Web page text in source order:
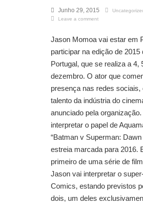
Junho 29, 2015
Leave a comment
Jason Momoa vai estar em
participar na edição de
Portugal, que se realiza a 4,
dezembro. O ator que
presença nas redes sociais,
talento da indústria do
anunciado pela
interpretar o papel de
“Batman v Superman:
estreia marcada para 2016.
primeiro de uma série de
Jason vai interpretar o
Comics, estando previstos
dois, um deles